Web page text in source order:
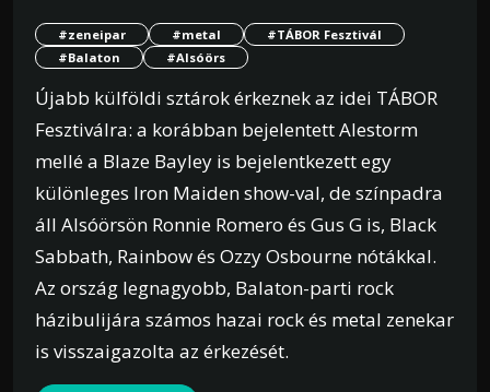
#zeneipar #metal
#TÁBOR Fesztivál
#Balaton
#Alsóörs
Újabb külföldi sztárok érkeznek az idei TÁBOR
Fesztiválra: a korábban bejelentett Alestorm
mellé a Blaze Bayley is bejelentkezett egy
különleges Iron Maiden show-val, de színpadra
áll Alsóörsön Ronnie Romero és Gus G is, Black
Sabbath, Rainbow és Ozzy Osbourne nótákkal.
Az ország legnagyobb, Balaton-parti rock
házibulijára számos hazai rock és metal zenekar
is visszaigazolta az érkezését.